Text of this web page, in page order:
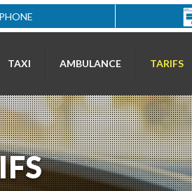
TAXI AMBULANCE TARIFS